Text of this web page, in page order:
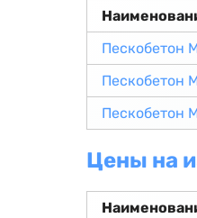
Пескобетон
Пескобетон
Пескобетон
Цены на